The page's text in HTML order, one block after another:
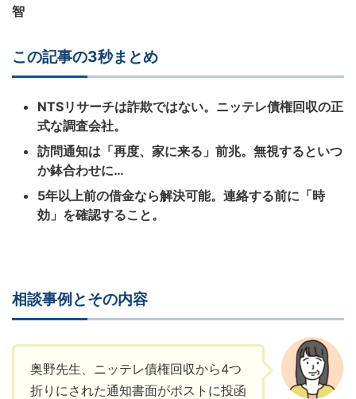
智
この記事の3秒まとめ
NTSリサーチは詐欺ではない。ニッテレ債権回収の正
式な調査会社。
訪問通知は「再度、家に来る」前兆。無視するといつ
か鉢合わせに…
5年以上前の借金なら解決可能。連絡する前に「時
効」を確認すること。
相談事例とその内容
奥野先生、ニッテレ債権回収から4つ
折りにされた通知書面がポストに投函